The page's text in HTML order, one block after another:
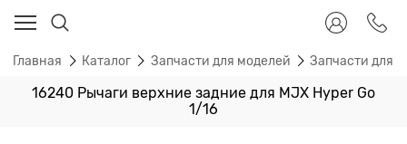
Главная Каталог Запчасти для моделей Запчасти для
16240 Рычаги верхние задние для MJX Hyper Go
1/16